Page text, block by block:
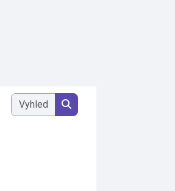
Vyhledat kurzy
Vyhledat kurzy